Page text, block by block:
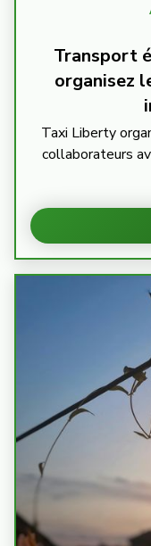
Transport
organisez
Taxi Liberty
collaborateurs